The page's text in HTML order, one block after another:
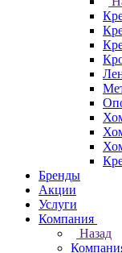
Бренды
Акции
Услуги
Компания
Назад